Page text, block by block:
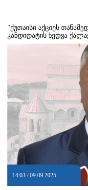
"ქუთაისი აქციეს
კანდიდატის ხედვა
14:03 / 09.09.2025